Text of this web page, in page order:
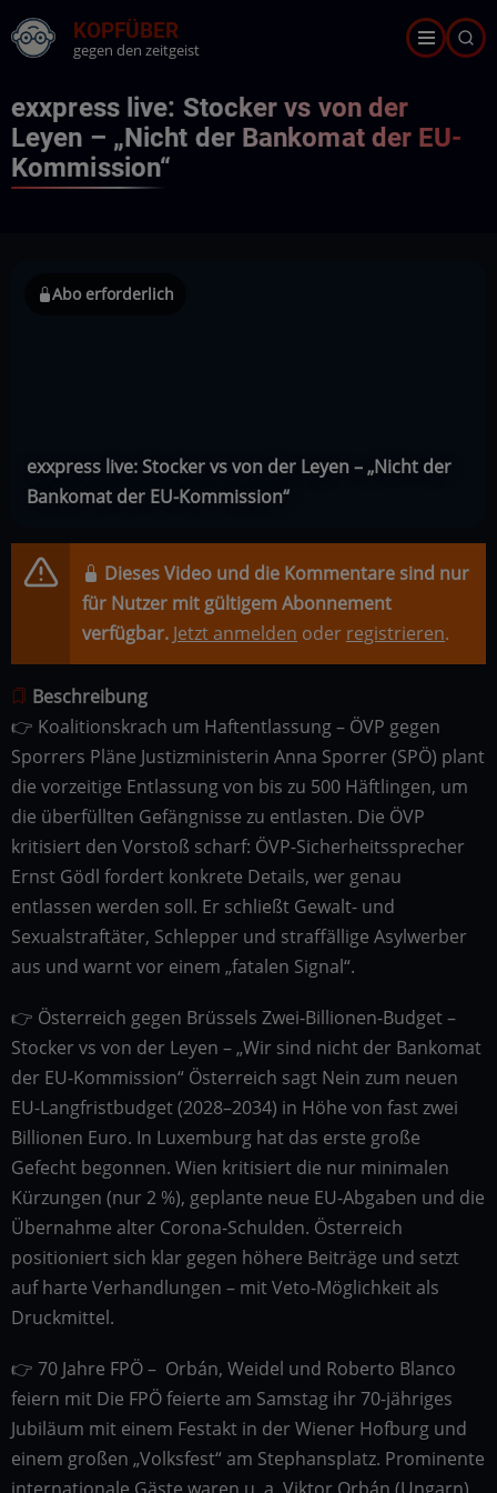
Direkt
zum
KOPFÜBER
gegen den zeitgeist
exxpress live: Stocker vs von der
Leyen – „Nicht der Bankomat der EU-
Kommission“
Abo erforderlich
exxpress live: Stocker vs von der Leyen – „Nicht der
Bankomat der EU-Kommission“
Dieses Video und die Kommentare sind nur
für Nutzer mit gültigem Abonnement
verfügbar. Jetzt anmelden oder registrieren.
Beschreibung
👉 Koalitionskrach um Haftentlassung – ÖVP gegen
Sporrers Pläne Justizministerin Anna Sporrer (SPÖ) plant
die vorzeitige Entlassung von bis zu 500 Häftlingen, um
die überfüllten Gefängnisse zu entlasten. Die ÖVP
kritisiert den Vorstoß scharf: ÖVP-Sicherheitssprecher
Ernst Gödl fordert konkrete Details, wer genau
entlassen werden soll. Er schließt Gewalt- und
Sexualstraftäter, Schlepper und straffällige Asylwerber
aus und warnt vor einem „fatalen Signal“.
👉 Österreich gegen Brüssels Zwei-Billionen-Budget –
Stocker vs von der Leyen – „Wir sind nicht der Bankomat
der EU-Kommission“ Österreich sagt Nein zum neuen
EU-Langfristbudget (2028–2034) in Höhe von fast zwei
Billionen Euro. In Luxemburg hat das erste große
Gefecht begonnen. Wien kritisiert die nur minimalen
Kürzungen (nur 2 %), geplante neue EU-Abgaben und die
Übernahme alter Corona-Schulden. Österreich
positioniert sich klar gegen höhere Beiträge und setzt
auf harte Verhandlungen – mit Veto-Möglichkeit als
Druckmittel.
👉 70 Jahre FPÖ – Orbán, Weidel und Roberto Blanco
feiern mit Die FPÖ feierte am Samstag ihr 70-jähriges
Jubiläum mit einem Festakt in der Wiener Hofburg und
einem großen „Volksfest“ am Stephansplatz. Prominente